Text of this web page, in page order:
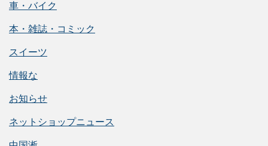
車・バイク
本・雑誌・コミック
スイーツ
情報な
お知らせ
ネットショップニュース